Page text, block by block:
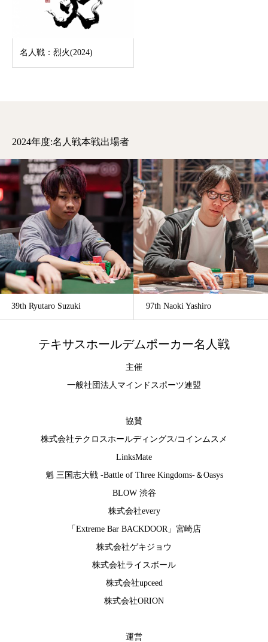
名人戦：烈火(2024)
2024年度:名人戦本戦出場者
39th Ryutaro Suzuki 97th Naoki Yashiro
テキサスホールデムポーカー名人戦
主催
一般社団法人マインドスポーツ連盟
協賛
株式会社テクロスホールディングス/コインムスメ
LinksMate
魁 三国志大戦 -Battle of Three Kingdoms-＆ Oasys
BLOW 渋谷
株式会社every
「Extreme Bar BACKDOOR」宮崎店
株式会社ゲキジョウ
株式会社ライスボール
株式会社upceed
株式会社ORION
運営